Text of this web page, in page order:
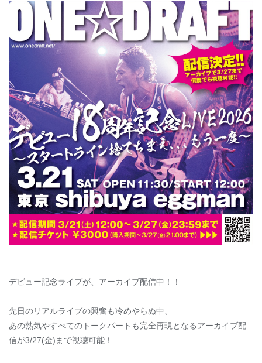
デビュー記念ライブが、アーカイブ配信中！！
先日のリアルライブの興奮も冷めやらぬ中、
あの熱気やすべてのトークパートも完全再現となるアーカイブ配
信が3/27(金)まで視聴可能！